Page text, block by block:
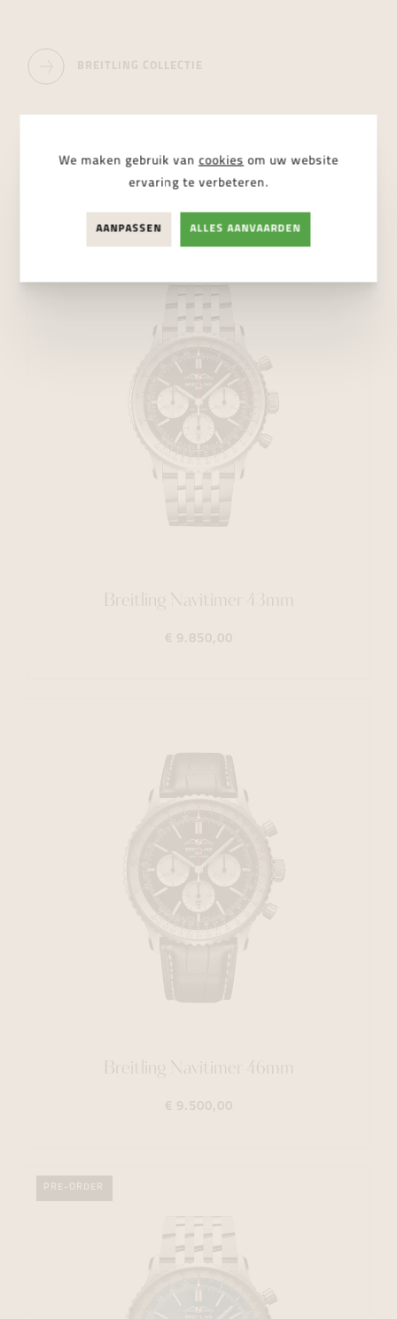
BREITLING COLLECTIE
Breitling Navitimer 43mm
€ 9.850,00
Breitling Navitimer 46mm
€ 9.500,00
PRE-ORDER
We maken gebruik van cookies om uw website
ervaring te verbeteren.
AANPASSEN ALLES AANVAARDEN